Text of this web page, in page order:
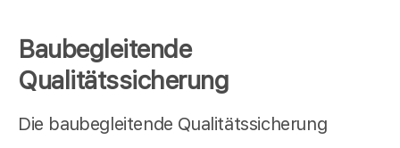
Baubegleitende
Qualitätssicherung
Die baubegleitende Qualitätssicherung